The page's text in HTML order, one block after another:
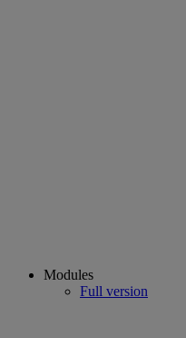
Modules
Full version